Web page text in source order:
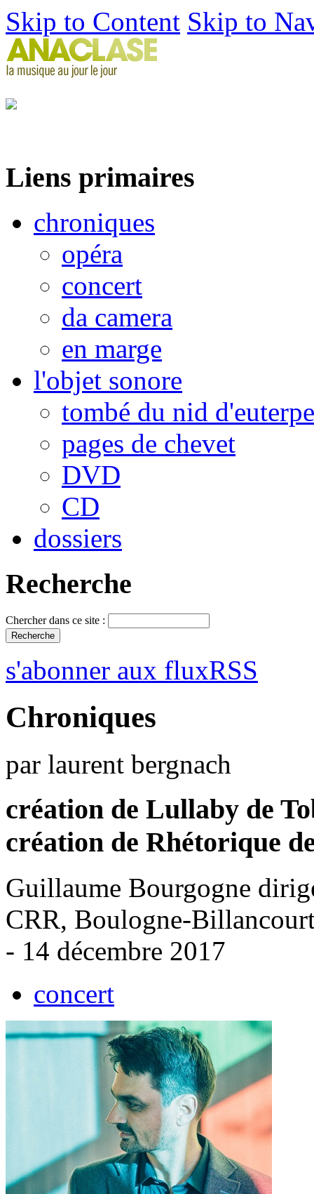
Skip to Content Skip to
Liens primaires
chroniques
opéra
concert
da camera
en marge
l'objet sonore
tombé du nid d'euterpe
pages de chevet
DVD
CD
dossiers
Recherche
Chercher dans ce site :
s'abonner aux fluxRSS
Chroniques
par laurent bergnach
création de Lullaby de
création de Rhétorique
Guillaume Bourgogne
CRR, Boulogne-
- 14 décembre 2017
concert